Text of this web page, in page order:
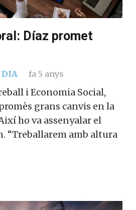
Díaz promet
DIA fa 5 anys
i Economia Social,
grans canvis en la
ho va assenyalar el
“Treballarem amb altura